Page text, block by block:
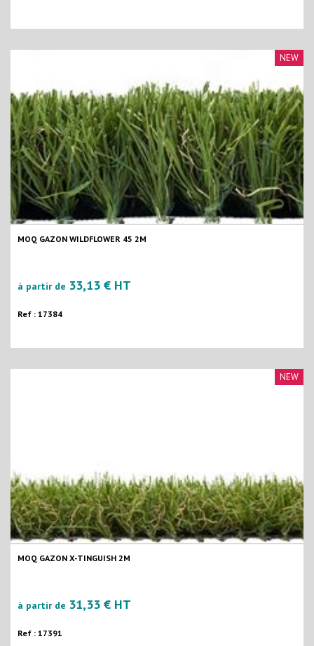
MOQ GAZON WILDFLOWER 45 2M
à partir de 33,13 € HT
NEW
Ref : 17384
MOQ GAZON X-TINGUISH 2M
à partir de 31,33 € HT
NEW
Ref : 17391